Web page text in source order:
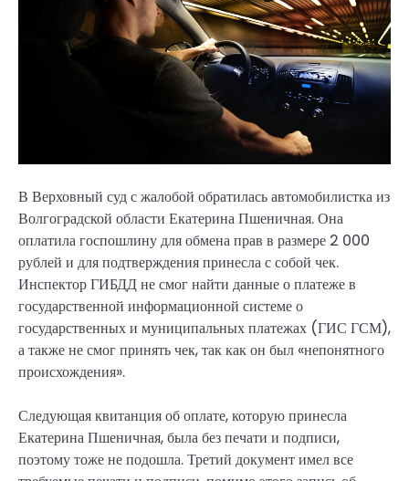
В Верховный суд с жалобой обратилась автомобилистка из
Волгоградской области Екатерина Пшеничная. Она
оплатила госпошлину для обмена прав в размере 2 000
рублей и для подтверждения принесла с собой чек.
Инспектор ГИБДД не смог найти данные о платеже в
государственной информационной системе о
государственных и муниципальных платежах (ГИС ГСМ),
а также не смог принять чек, так как он был «непонятного
происхождения».
Следующая квитанция об оплате, которую принесла
Екатерина Пшеничная, была без печати и подписи,
поэтому тоже не подошла. Третий документ имел все